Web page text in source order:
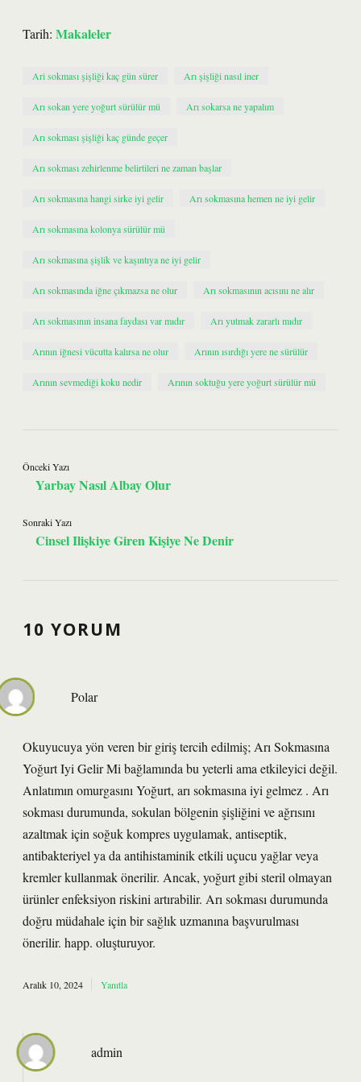
Tarih: Makaleler
Ari sokması şişliği kaç gün sürer Arı şişliği nasıl iner
Arı sokan yere yoğurt sürülür mü Arı sokarsa ne yapalım
Arı sokması şişliği kaç günde geçer
Arı sokması zehirlenme belirtileri ne zaman başlar
Arı sokmasına hangi sirke iyi gelir Arı sokmasına hemen ne iyi gelir
Arı sokmasına kolonya sürülür mü
Arı sokmasına şişlik ve kaşıntıya ne iyi gelir
Arı sokmasında iğne çıkmazsa ne olur Arı sokmasının acısını ne alır
Arı sokmasının insana faydası var mıdır Arı yutmak zararlı mıdır
Arının iğnesi vücutta kalırsa ne olur Arının ısırdığı yere ne sürülür
Arının sevmediği koku nedir Arının soktuğu yere yoğurt sürülür mü
Önceki Yazı
Yarbay Nasıl Albay Olur
Sonraki Yazı
Cinsel Ilişkiye Giren Kişiye Ne Denir
10 YORUM
Polar
Okuyucuya yön veren bir giriş tercih edilmiş; Arı Sokmasına
Yoğurt Iyi Gelir Mi bağlamında bu yeterli ama etkileyici değil.
Anlatımın omurgasını Yoğurt, arı sokmasına iyi gelmez . Arı
sokması durumunda, sokulan bölgenin şişliğini ve ağrısını
azaltmak için soğuk kompres uygulamak, antiseptik,
antibakteriyel ya da antihistaminik etkili uçucu yağlar veya
kremler kullanmak önerilir. Ancak, yoğurt gibi steril olmayan
ürünler enfeksiyon riskini artırabilir. Arı sokması durumunda
doğru müdahale için bir sağlık uzmanına başvurulması
önerilir. happ. oluşturuyor.
Aralık 10, 2024 Yanıtla
admin